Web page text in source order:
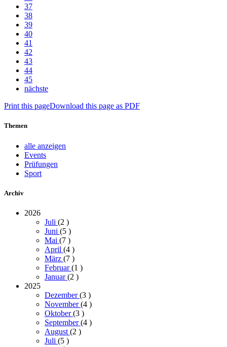
37
38
39
40
41
42
43
44
45
nächste
Print this pageDownload this page as PDF
Themen
alle anzeigen
Events
Prüfungen
Sport
Archiv
2026
Juli (2 )
Juni (5 )
Mai (7 )
April (4 )
März (7 )
Februar(1 )
Januar(2 )
2025
Dezember(3 )
November(4 )
Oktober(3 )
September(4 )
August (2 )
Juli (5 )